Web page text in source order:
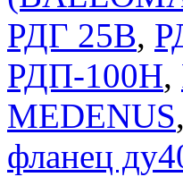
РДГ 25В,
РДП-100Н,
MEDENUS,
фланец